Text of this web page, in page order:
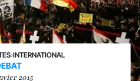
›INTERNATIONAL
2015